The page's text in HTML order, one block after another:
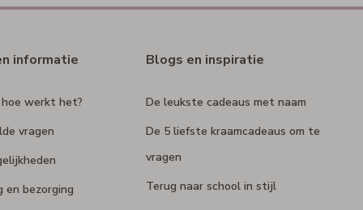
informatie
werkt het?
vragen
en bezorging
Blogs en inspiratie
De leukste cadeaus met naam
De 5 liefste kraamcadeaus om te
vragen
Terug naar school in stijl